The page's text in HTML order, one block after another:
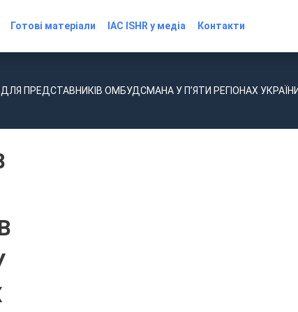
Готові матеріали IAC ISHR у медіа Контакти
ДЛЯ ПРЕДСТАВНИКІВ ОМБУДСМАНА У П’ЯТИ РЕГІОНАХ